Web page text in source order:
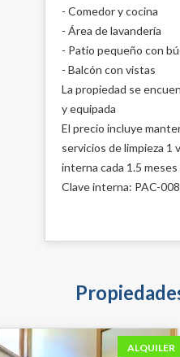
- Comedor y cocina
- Área de lavandería
- Patio pequeño con
- Balcón con vistas
La propiedad se
y equipada
El precio incluye
servicios de limpieza 1
interna cada 1.5
Clave interna: PAC-
ALQUILER